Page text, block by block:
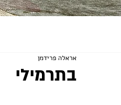
בתרמילי
אראלה פרידמן